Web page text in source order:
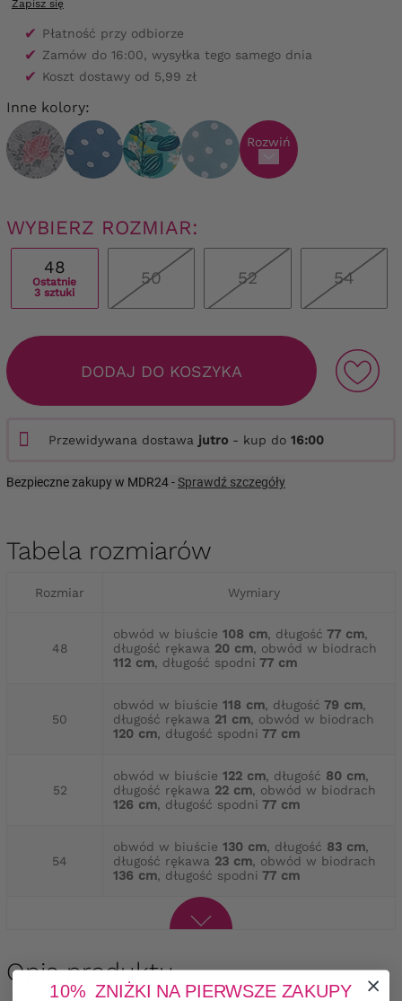
Zapisz się
✔ Płatność przy odbiorze
✔ Zamów do 16:00, wysyłka tego samego dnia
✔ Koszt dostawy od 5,99 zł
Inne kolory:
Rozwiń
WYBIERZ ROZMIAR:
48
Ostatnie
3 sztuki
50 52 54
DODAJ DO KOSZYKA
Przewidywana dostawa jutro - kup do 16:00
Bezpieczne zakupy w MDR24 -Sprawdź szczegóły
Tabela rozmiarów
Rozmiar Wymiary
48
obwód w biuście 108 cm, długość 77 cm,
długość rękawa 20 cm, obwód w biodrach
112 cm, długość spodni 77 cm
50
obwód w biuście 118 cm, długość 79 cm,
długość rękawa 21 cm, obwód w biodrach
120 cm, długość spodni 77 cm
52
obwód w biuście 122 cm, długość 80 cm,
długość rękawa 22 cm, obwód w biodrach
126 cm, długość spodni 77 cm
54
obwód w biuście 130 cm, długość 83 cm,
długość rękawa 23 cm, obwód w biodrach
136 cm, długość spodni 77 cm
Opis produktu
10% ZNIŻKI NA PIERWSZE ZAKUPY